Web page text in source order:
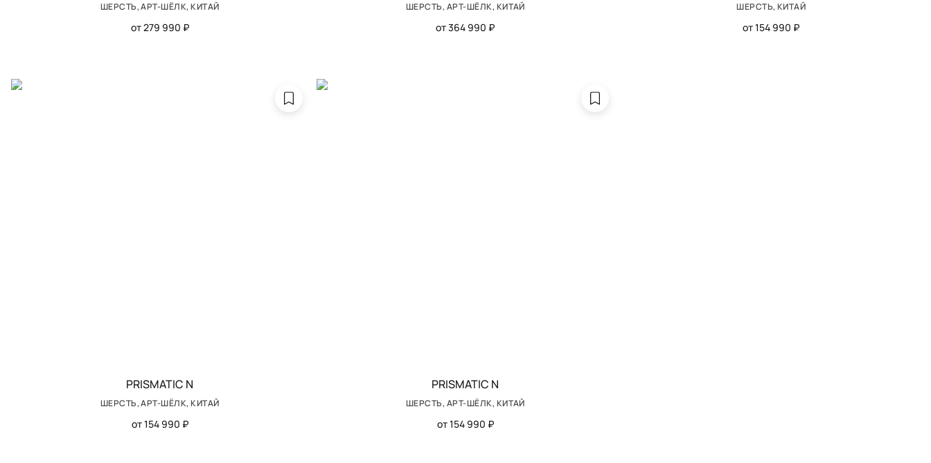
ШЕРСТЬ, АРТ-ШЁЛК, КИТАЙ
от 279 990 ₽
ШЕРСТЬ, АРТ-ШЁЛК, КИТАЙ
от 364 990 ₽
ШЕРСТЬ, КИТАЙ
от 154 990 ₽
PRISMATIC N
ШЕРСТЬ, АРТ-ШЁЛК, КИТАЙ
от 154 990 ₽
PRISMATIC N
ШЕРСТЬ, АРТ-ШЁЛК, КИТАЙ
от 154 990 ₽